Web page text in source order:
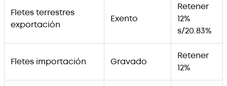
Fletes terrestres
exportación
Exento
Retener
12%
s/20.83%
Fletes importación Gravado
Retener
12%